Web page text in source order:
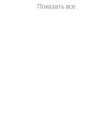
Показать все